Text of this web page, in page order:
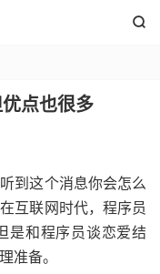

点也很多
到这个消息你会怎么
互联网时代，程序员
是和程序员谈恋爱结
准备。